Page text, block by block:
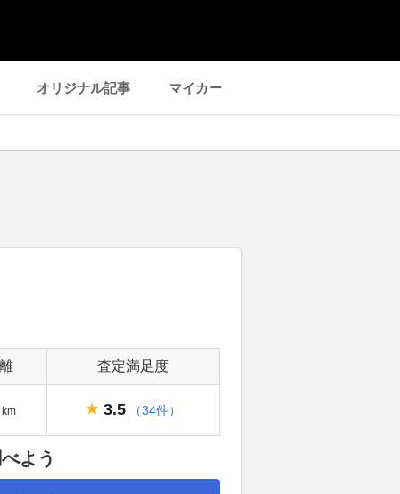
オリジナル記事 マイカー
査定満足度
km 3.5 （34件）
よう